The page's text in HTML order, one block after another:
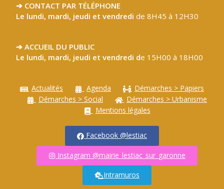
➔ CONTACT PAR TÉLÉPHONE
Le lundi, mardi, jeudi et vendredide 8H45 à 12H30
➔ ACCUEIL DU PUBLIC
Le lundi, mardi, jeudi et vendredi de 15H00 à 18H00
Actualités Agenda
Démarches > Papiers
Démarches > Social
Démarches > Urbanisme
Mentions légales
Facebook @lestiac
Instagram @mairie_lestiac_sur_garonne
Intramuros